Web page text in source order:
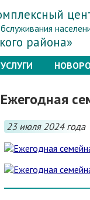
района»
Ежегодная
23 июля 2024 года